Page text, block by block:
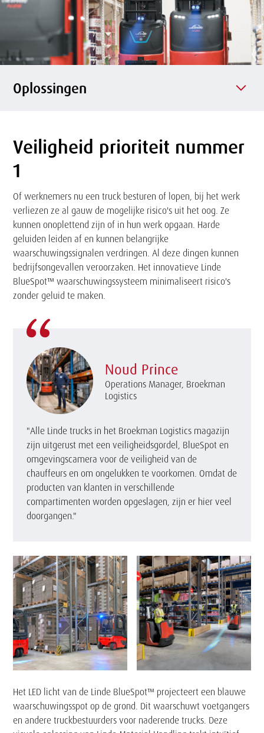
Oplossingen
p
Tekst
Veiligheid prioriteit nummer
1
Of werknemers nu een truck besturen of lopen, bij het werk
verliezen ze al gauw de mogelijke risico's uit het oog. Ze
kunnen onoplettend zijn of in hun werk opgaan. Harde
geluiden leiden af en kunnen belangrijke
waarschuwingssignalen verdringen. Al deze dingen kunnen
bedrijfsongevallen veroorzaken. Het innovatieve Linde
BlueSpot™ waarschuwingssysteem minimaliseert risico's
zonder geluid te maken.
Noud Prince
Operations Manager, Broekman
Logistics
"Alle Linde trucks in het Broekman Logistics magazijn
zijn uitgerust met een veiligheidsgordel, BlueSpot en
omgevingscamera voor de veiligheid van de
chauffeurs en om ongelukken te voorkomen. Omdat de
producten van klanten in verschillende
compartimenten worden opgeslagen, zijn er hier veel
doorgangen."
Tekst
Het LED licht van de Linde BlueSpot™ projecteert een blauwe
waarschuwingsspot op de grond. Dit waarschuwt voetgangers
en andere truckbestuurders voor naderende trucks. Deze